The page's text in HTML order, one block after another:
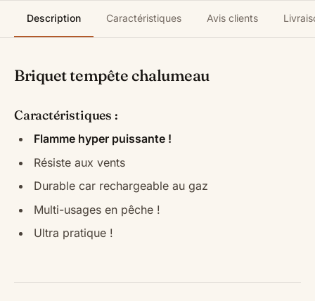
Description Caractéristiques Avis clients
Briquet tempête chalumeau
Caractéristiques :
Flamme hyper puissante !
Résiste aux vents
Durable car rechargeable au gaz
Multi-usages en pêche !
Ultra pratique !